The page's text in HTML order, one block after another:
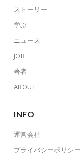
ストーリー
学ぶ
ニュース
JOB
著者
ABOUT
INFO
運営会社
プライバシーポリシー